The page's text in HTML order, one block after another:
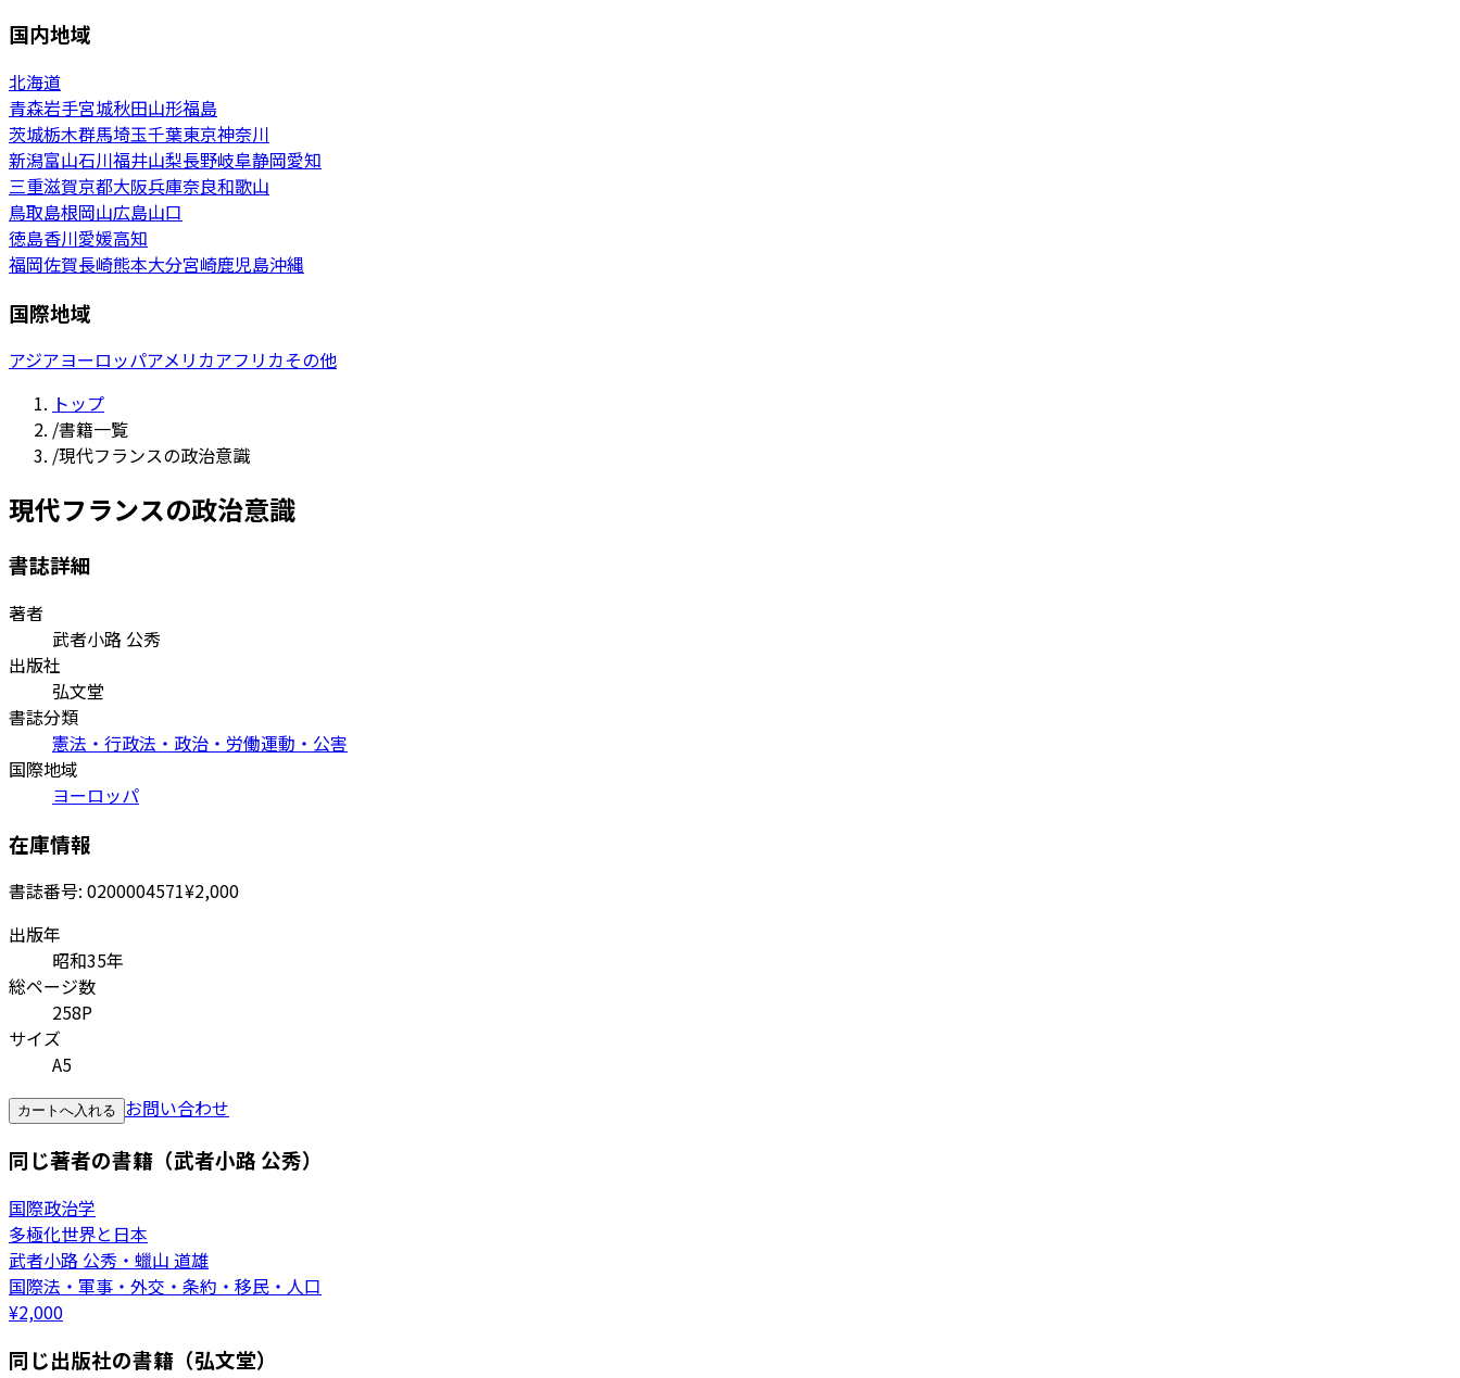
国内地域
北海道
青森岩手宮城秋田山形福島
茨城栃木群馬埼玉千葉東京神奈川
新潟富山石川福井山梨長野岐阜静岡愛知
三重滋賀京都大阪兵庫奈良和歌山
鳥取島根岡山広島山口
徳島香川愛媛高知
福岡佐賀長崎熊本大分宮崎鹿児島沖縄
国際地域
アジアヨーロッパアメリカアフリカその他
トップ
/書籍一覧
/現代フランスの政治意識
現代フランスの政治意識
書誌詳細
著者
武者小路 公秀
出版社
弘文堂
書誌分類
憲法・行政法・政治・労働運動・公害
国際地域
ヨーロッパ
在庫情報
書誌番号: 0200004571¥2,000
出版年
昭和35年
総ページ数
258P
サイズ
A5
カートへ入れる お問い合わせ
同じ著者の書籍（武者小路 公秀）
国際政治学
多極化世界と日本
武者小路 公秀・蠟山 道雄
国際法・軍事・外交・条約・移民・人口
¥2,000
同じ出版社の書籍（弘文堂）